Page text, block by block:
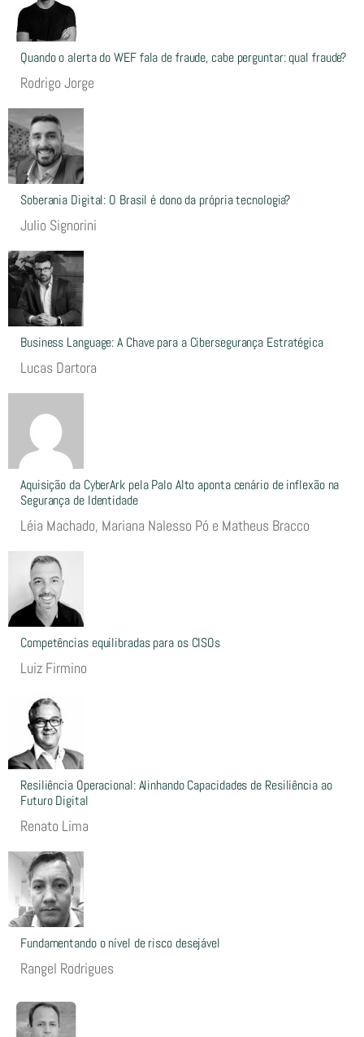
Quando o alerta do WEF fala de fraude, cabe perguntar: qual fraude?
Rodrigo Jorge
Soberania Digital: O Brasil é dono da própria tecnologia?
Julio Signorini
Business Language: A Chave para a Cibersegurança Estratégica
Lucas Dartora
Aquisição da CyberArk pela Palo Alto aponta cenário de inflexão na
Segurança de Identidade
Léia Machado, Mariana Nalesso Pó e Matheus Bracco
Competências equilibradas para os CISOs
Luiz Firmino
Resiliência Operacional: Alinhando Capacidades de Resiliência ao
Futuro Digital
Renato Lima
Fundamentando o nível de risco desejável
Rangel Rodrigues